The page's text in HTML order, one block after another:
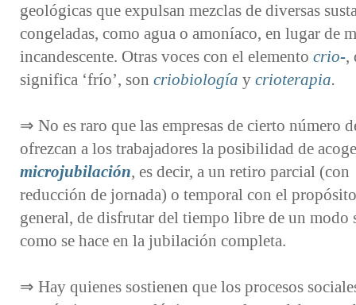
geológicas que expulsan mezclas de diversas
congeladas, como agua o amoníaco, en lugar de
incandescente. Otras voces con el elemento crio-,
significa ‘frío’, son criobiología y crioterapia.
⇒ No es raro que las empresas de cierto número
ofrezcan a los trabajadores la posibilidad de
microjubilación, es decir, a un retiro parcial (con
reducción de jornada) o temporal con el
general, de disfrutar del tiempo libre de un modo
como se hace en la jubilación completa.
⇒ Hay quienes sostienen que los procesos